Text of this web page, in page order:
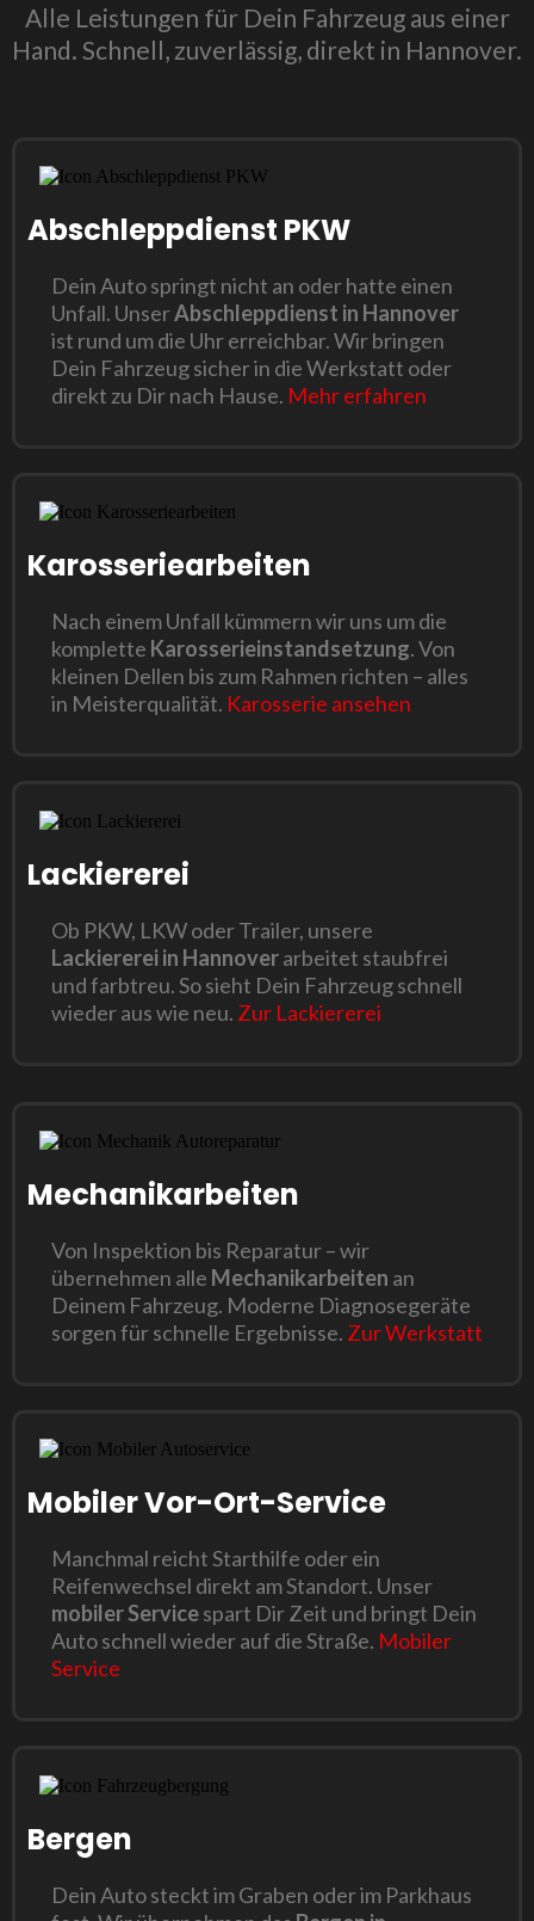
Alle Leistungen für Dein Fahrzeug aus einer
Hand. Schnell, zuverlässig, direkt in Hannover.
Abschleppdienst PKW
Dein Auto springt nicht an oder hatte einen
Unfall. UnserAbschleppdienst in Hannover
ist rund um die Uhr erreichbar. Wir bringen
Dein Fahrzeug sicher in die Werkstatt oder
direkt zu Dir nach Hause. Mehr erfahren
Karosseriearbeiten
Nach einem Unfall kümmern wir uns um die
komplette Karosserieinstandsetzung. Von
kleinen Dellen bis zum Rahmen richten – alles
in Meisterqualität. Karosserie ansehen
Lackiererei
Ob PKW, LKW oder Trailer, unsere
Lackiererei in Hannoverarbeitet staubfrei
und farbtreu. So sieht Dein Fahrzeug schnell
wieder aus wie neu. Zur Lackiererei
Mechanikarbeiten
Von Inspektion bis Reparatur – wir
übernehmen alle Mechanikarbeiten an
Deinem Fahrzeug. Moderne Diagnosegeräte
sorgen für schnelle Ergebnisse. Zur Werkstatt
Mobiler Vor-Ort-Service
Manchmal reicht Starthilfe oder ein
Reifenwechsel direkt am Standort. Unser
mobiler Servicespart Dir Zeit und bringt Dein
Auto schnell wieder auf die Straße. Mobiler
Service
Bergen
Dein Auto steckt im Graben oder im Parkhaus